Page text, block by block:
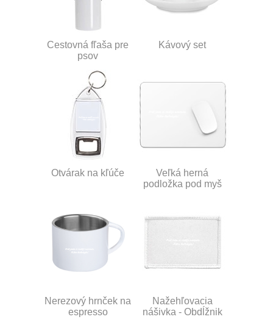
Cestovná fľaša pre
psov
Kávový set
Otvárak na kľúče
Veľká herná
podložka pod myš
Nerezový hrnček na
espresso
Nažehľovacia
nášivka - Obdĺžnik